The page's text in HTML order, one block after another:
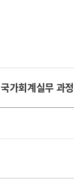
국가회계실무 과정